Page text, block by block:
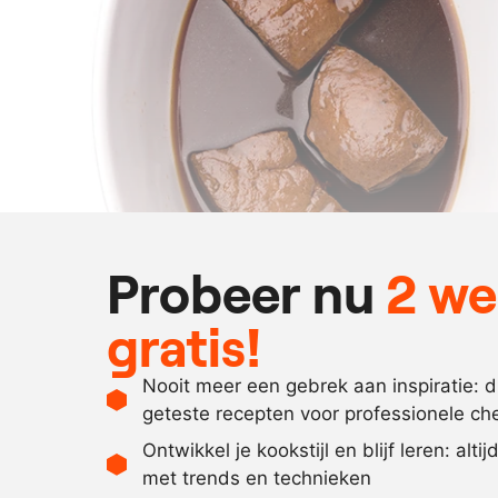
Probeer nu 2
gratis!
Nooit meer een gebrek aan inspiratie:
geteste recepten voor professionele
Ontwikkel je kookstijl en blijf leren:
met trends en technieken